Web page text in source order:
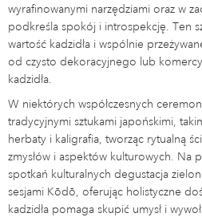
wyrafinowanymi narzędziami oraz w
podkreśla spokój i introspekcję. Ten
wartość kadzidła i wspólnie
od czysto dekoracyjnego lub
kadzidła.
W niektórych współczesnych
tradycyjnymi sztukami japońskimi,
herbaty i kaligrafia, tworząc rytualną
zmysłów i aspektów kulturowych. Na
spotkań kulturalnych degustacja
sesjami Kōdō, oferując holistyczne
kadzidła pomaga skupić umysł i